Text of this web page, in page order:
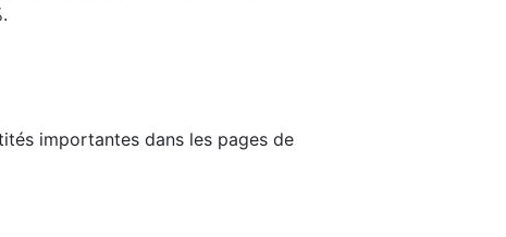
importantes dans les pages de